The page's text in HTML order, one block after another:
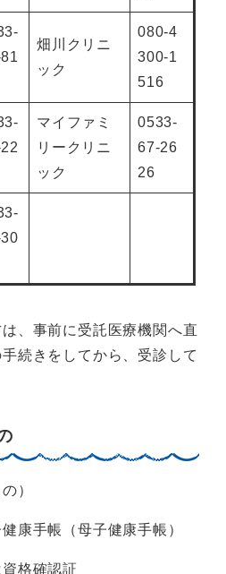
畑川クリニ
ック
080-4
300-1
516
マイファミ
リークリニ
ック
0533-
67-26
26
、事前に受託医療機関へ直
続きをしてから、受診して
）
康手帳（母子健康手帳）
格確認証